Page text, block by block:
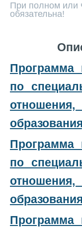
При полном или
обязательна!
Программа
по
Программа
по
Программа